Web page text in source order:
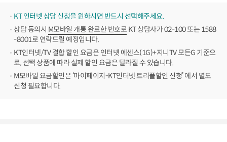
KT 인터넷 상담 신청을 원하시면 반드시 선택해주세요.
상담 동의시 M모바일 개통 완료한 번호로 KT 상담사가 02-100 또는 1588
-8001로 연락드릴 예정입니다.
KT인터넷/TV 결합 할인 요금은 인터넷 에센스(1G)+지니TV 모든G 기준으
로, 선택 상품에 따라 실제 할인 요금은 달라질 수 있습니다.
M모바일 요금할인은 ‘마이페이지-KT인터넷 트리플할인 신청’ 에서 별도
신청 필요합니다.